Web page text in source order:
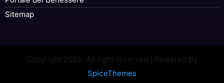
Portale del Benessere
Sitemap
Copyright 2025 -All right reserved | Powered By
SpiceThemes